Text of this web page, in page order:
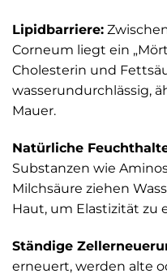
Lipidbarriere:
Corneum liegt ein
Cholesterin und
wasserundurchlässig,
Mauer.
Natürliche
Substanzen wie
Milchsäure ziehen
Haut, um Elastizität zu
Ständige
erneuert, werden alte